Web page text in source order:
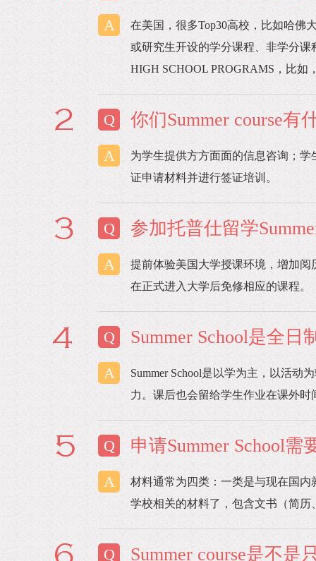
A
在美国，很多Top30高校，比如哈佛
或研究生开设的学分课程、非学分课
HIGH SCHOOL PROGRAMS，比如
Q 你们Summer course
A
为学生提供方方面面的信息咨询；
证申请材料并进行签证培训。
Q 参加托普仕留学
A
提前体验美国大学授课环境，增加
在正式进入大学后免修相应的课程。
Q Summer School是全日
A
Summer School是以学为主，以活动
力。课后也会留给学生作业在课外
Q 申请Summer School
A
材料通常为四类：一类是与现在国
学校相关的材料了，包含文书（简历
Q Summer course是不